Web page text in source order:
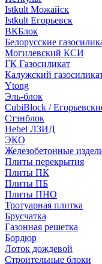
Istkult Можайск
Istkult Егорьевск
ВКБлок
Белорусские
Могилевский КСИ
ГК Газосиликат
Калужский
Ytong
Эль-блок
CubiBlock /
Стэнблок
Hebel ЛЗИД
ЭКО
Железобетонные
Плиты перекрытия
Плиты ПК
Плиты ПБ
Плиты ПНО
Тротуарная плитка
Брусчатка
Газонная решетка
Бордюр
Лоток дождевой
Строительные блоки